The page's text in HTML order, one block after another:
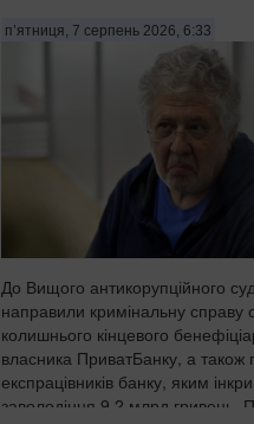
п’ятниця, 7 серпень 2026, 6:33
До Вищого антикорупційного
направили кримінальну справу
колишнього кінцевого
власника ПриватБанку, а також
експрацівників банку, яким
заволодіння 9,2 млрд гривень.